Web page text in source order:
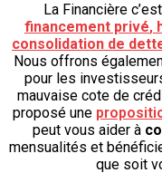
La Financière
financement privé,
consolidation de
Nous offrons
pour les
mauvaise cote de
proposé une
peut vous aider à
mensualités et
que soit